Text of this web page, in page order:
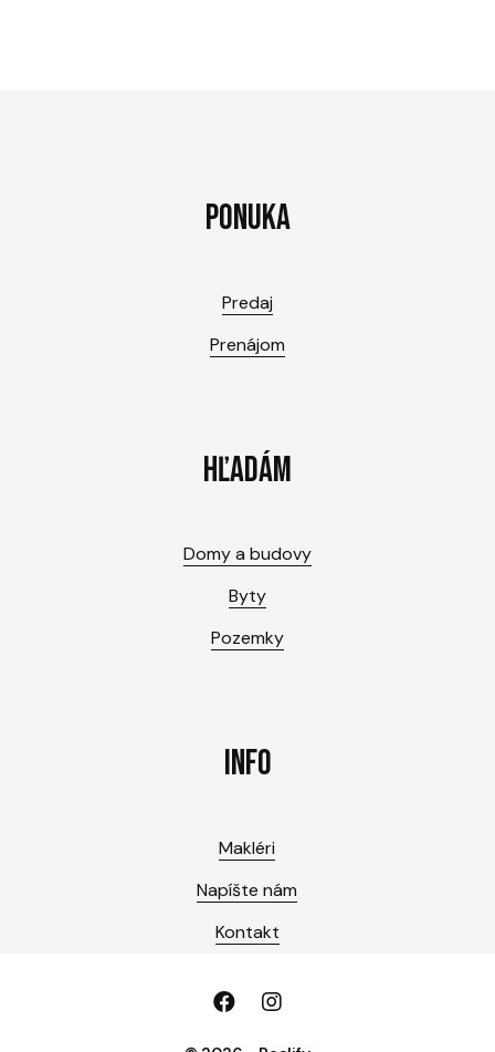
PONUKA
Predaj
Prenájom
HĽADÁM
Domy a budovy
Byty
Pozemky
INFO
Makléri
Napíšte nám
Kontakt